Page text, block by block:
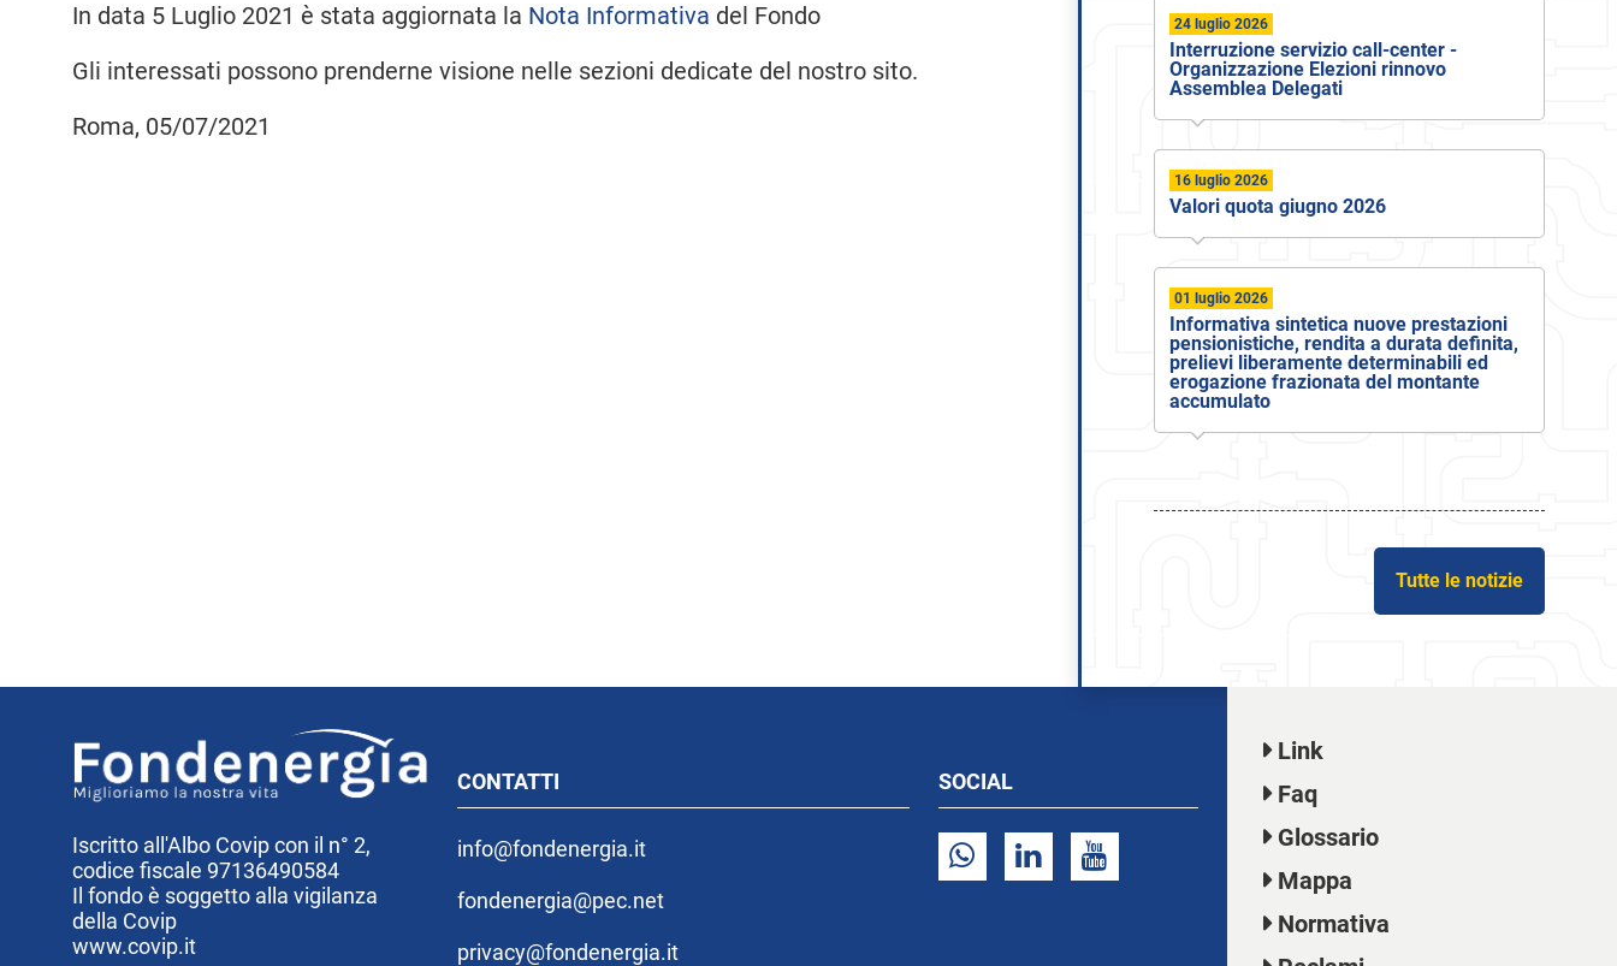
In data 5 Luglio 2021 è stata aggiornata la Nota Informativa del Fondo
Gli interessati possono prenderne visione nelle sezioni dedicate del nostro sito.
Roma, 05/07/2021
24 luglio 2026
Interruzione servizio call-center -
Organizzazione Elezioni rinnovo
Assemblea Delegati
16 luglio 2026
Valori quota giugno 2026
01 luglio 2026
Informativa sintetica nuove prestazioni
pensionistiche, rendita a durata definita,
prelievi liberamente determinabili ed
erogazione frazionata del montante
accumulato
Tutte le notizie
Iscritto all'Albo Covip con il n° 2,
codice fiscale 97136490584
Il fondo è soggetto alla vigilanza
della Covip
www.covip.it
CONTATTI
info@fondenergia.it
fondenergia@pec.net
privacy@fondenergia.it
SOCIAL
Link
Faq
Glossario
Mappa
Normativa